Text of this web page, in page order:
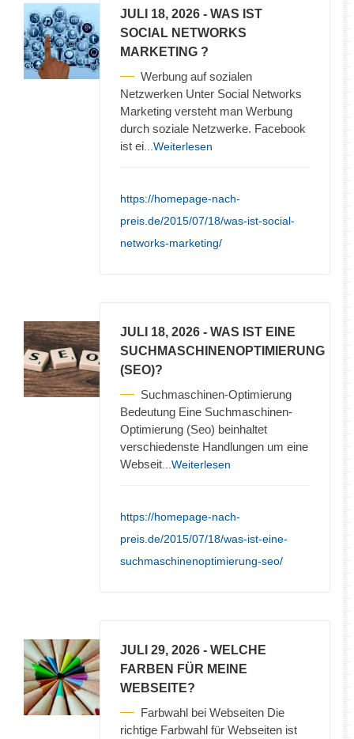
JULI 18, 2026 - WAS IST
SOCIAL NETWORKS
MARKETING ?
Werbung auf sozialen
Netzwerken Unter Social Networks
Marketing versteht man Werbung
durch soziale Netzwerke. Facebook
ist ei ...Weiterlesen
https://homepage-nach-
preis.de/2015/07/18/was-ist-social-
networks-marketing/
JULI 18, 2026 - WAS IST EINE
SUCHMASCHINENOPTIMIERUNG
(SEO)?
Suchmaschinen-Optimierung
Bedeutung Eine Suchmaschinen-
Optimierung (Seo) beinhaltet
verschiedenste Handlungen um eine
Webseit ...Weiterlesen
https://homepage-nach-
preis.de/2015/07/18/was-ist-eine-
suchmaschinenoptimierung-seo/
JULI 29, 2026 - WELCHE
FARBEN FÜR MEINE
WEBSEITE?
Farbwahl bei Webseiten Die
richtige Farbwahl für Webseiten ist